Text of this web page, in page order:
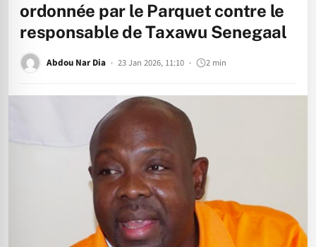
ordonnée par le Parquet contre le
responsable de Taxawu Senegaal
Abdou Nar Dia 23 Jan 2026, 11:10 2 min